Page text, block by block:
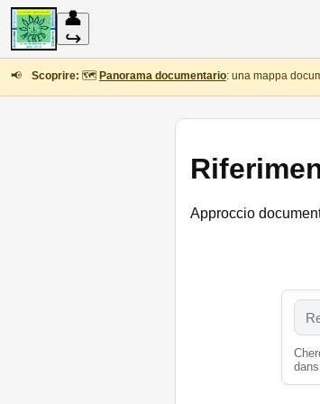
👤
↪
📢 Scoprire: 🗺️ Panorama documentario: una mappa
Approccio